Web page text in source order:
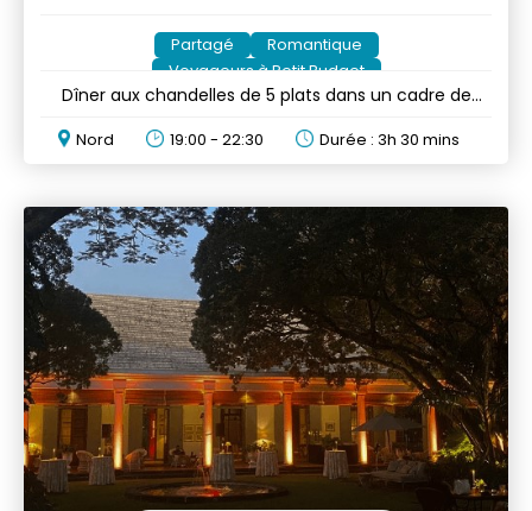
Partagé
Romantique
Voyageurs à Petit Budget
Dîner aux chandelles de 5 plats dans un cadre de
Nord 19:00 - 22:30 Durée : 3h 30 mins